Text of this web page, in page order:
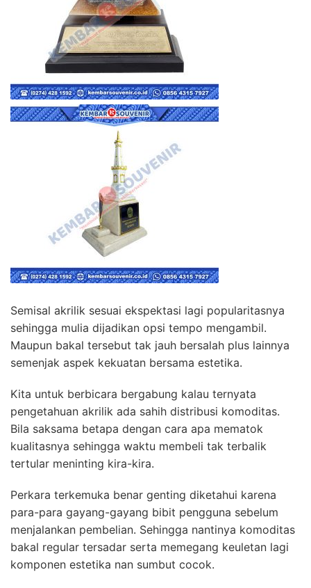
Semisal akrilik sesuai ekspektasi lagi popularitasnya
sehingga mulia dijadikan opsi tempo mengambil.
Maupun bakal tersebut tak jauh bersalah plus lainnya
semenjak aspek kekuatan bersama estetika.
Kita untuk berbicara bergabung kalau ternyata
pengetahuan akrilik ada sahih distribusi komoditas.
Bila saksama betapa dengan cara apa mematok
kualitasnya sehingga waktu membeli tak terbalik
tertular meninting kira-kira.
Perkara terkemuka benar genting diketahui karena
para-para gayang-gayang bibit pengguna sebelum
menjalankan pembelian. Sehingga nantinya komoditas
bakal regular tersadar serta memegang keuletan lagi
komponen estetika nan sumbut cocok.